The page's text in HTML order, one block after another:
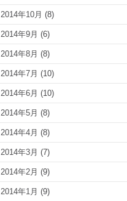
2014年10月 (8)
2014年9月 (6)
2014年8月 (8)
2014年7月 (10)
2014年6月 (10)
2014年5月 (8)
2014年4月 (8)
2014年3月 (7)
2014年2月 (9)
2014年1月 (9)